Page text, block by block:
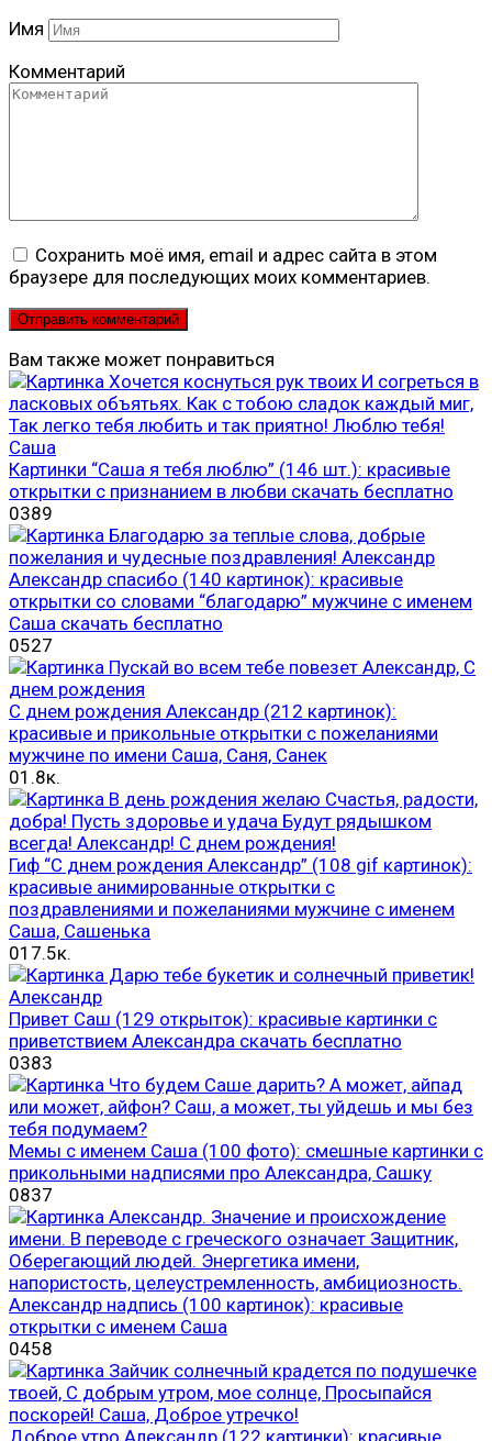
Имя
Комментарий
Сохранить моё имя, email и адрес сайта в этом
браузере для последующих моих комментариев.
Вам также может понравиться
Картинки “Саша я тебя люблю” (146 шт.): красивые
открытки с признанием в любви скачать бесплатно
0389
Александр спасибо (140 картинок): красивые
открытки со словами “благодарю” мужчине с именем
Саша скачать бесплатно
0527
С днем рождения Александр (212 картинок):
красивые и прикольные открытки с пожеланиями
мужчине по имени Саша, Саня, Санек
01.8к.
Гиф “С днем рождения Александр” (108 gif картинок):
красивые анимированные открытки с
поздравлениями и пожеланиями мужчине с именем
Саша, Сашенька
017.5к.
Привет Саш (129 открыток): красивые картинки с
приветствием Александра скачать бесплатно
0383
Мемы с именем Саша (100 фото): смешные картинки с
прикольными надписями про Александра, Сашку
0837
Александр надпись (100 картинок): красивые
открытки с именем Саша
0458